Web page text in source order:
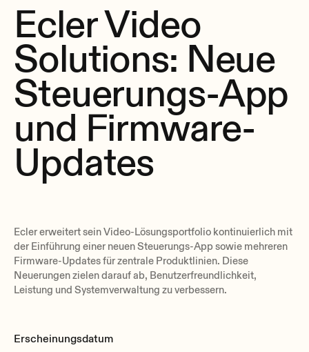
Ecler Video
Solutions: Neue
Steuerungs-App
und Firmware-
Updates
Ecler erweitert sein Video-Lösungsportfolio kontinuierlich mit
der Einführung einer neuen Steuerungs-App sowie mehreren
Firmware-Updates für zentrale Produktlinien. Diese
Neuerungen zielen darauf ab, Benutzerfreundlichkeit,
Leistung und Systemverwaltung zu verbessern.
Erscheinungsdatum